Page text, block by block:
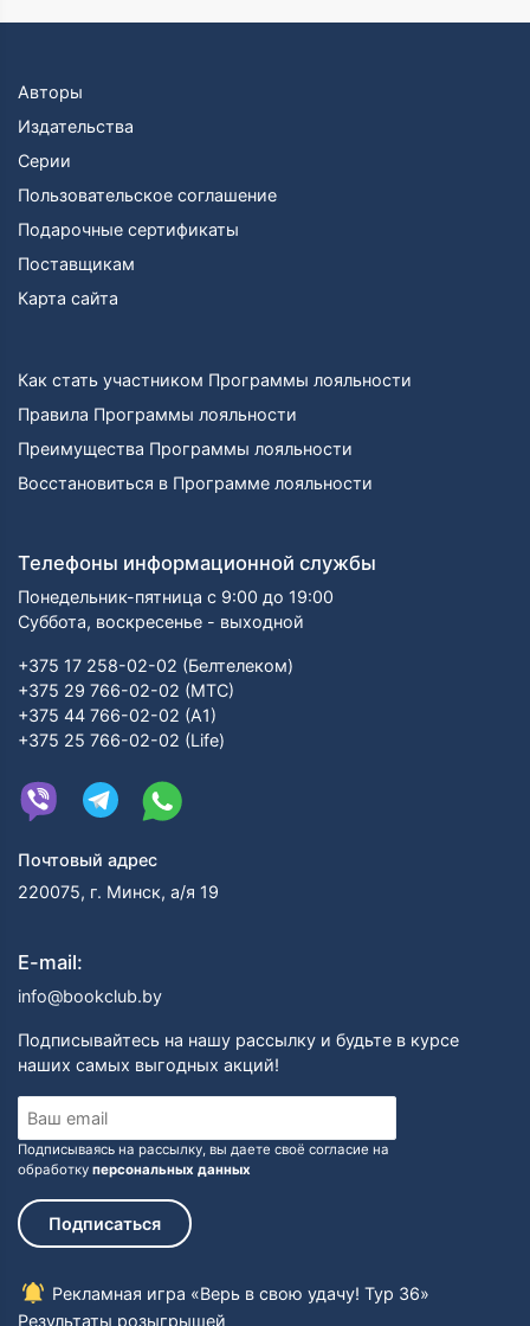
Авторы
Издательства
Серии
Пользовательское соглашение
Подарочные сертификаты
Поставщикам
Карта сайта
Как стать участником Программы лояльности
Правила Программы лояльности
Преимущества Программы лояльности
Восстановиться в Программе лояльности
Телефоны информационной службы
Понедельник-пятница с 9:00 до 19:00
Суббота, воскресенье - выходной
+375 17 258-02-02 (Белтелеком)
+375 29 766-02-02 (МТС)
+375 44 766-02-02 (А1)
+375 25 766-02-02 (Life)
Почтовый адрес
220075, г. Минск, а/я 19
E-mail:
info@bookclub.by
Подписывайтесь на нашу рассылку и будьте в курсе
наших самых выгодных акций!
Подписываясь на рассылку, вы даете своё согласие на
обработку персональных данных
Подписаться
Рекламная игра «Верь в свою удачу! Тур 36»
Результаты розыгрышей